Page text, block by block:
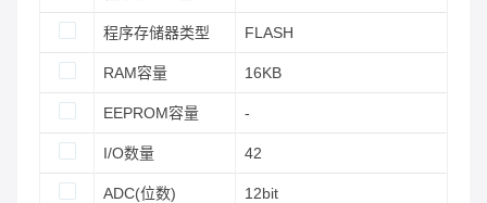
程序存储器类型 FLASH
RAM容量 16KB
EEPROM容量 -
I/O数量 42
ADC(位数) 12bit